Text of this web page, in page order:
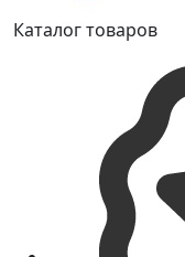
Каталог товаров